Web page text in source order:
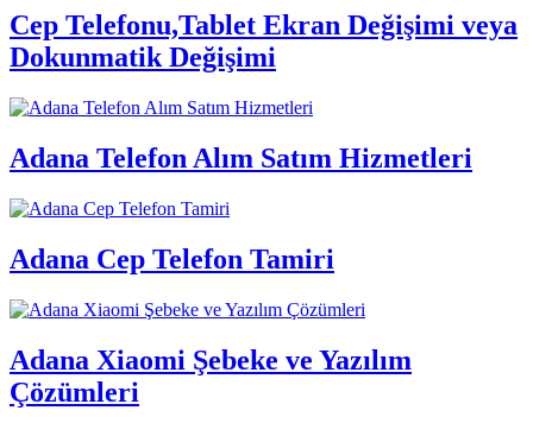
Cep Telefonu,Tablet Ekran Değişimi veya
Dokunmatik Değişimi
Adana Telefon Alım Satım Hizmetleri
Adana Cep Telefon Tamiri
Adana Xiaomi Şebeke ve Yazılım
Çözümleri